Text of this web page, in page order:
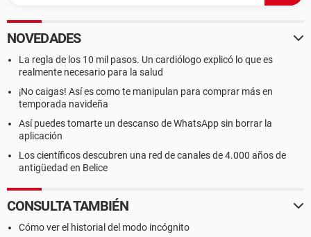
NOVEDADES
La regla de los 10 mil pasos. Un cardiólogo explicó lo que es
realmente necesario para la salud
¡No caigas! Así es como te manipulan para comprar más en
temporada navideña
Así puedes tomarte un descanso de WhatsApp sin borrar la
aplicación
Los científicos descubren una red de canales de 4.000 años de
antigüedad en Belice
CONSULTA TAMBIÉN
Cómo ver el historial del modo incógnito